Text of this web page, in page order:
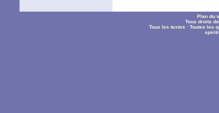
Plan du
Tous droits
Tous les textes ·Toutes les